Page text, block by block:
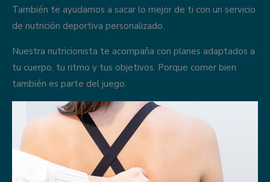
También te ayudamos a sacar lo mejor de ti con un servicio
de nutrición deportiva personalizado.
Nuestra nutricionista te acompaña con planes adaptados a
tu cuerpo, tu ritmo y tus objetivos. Porque comer bien
también es parte del juego.